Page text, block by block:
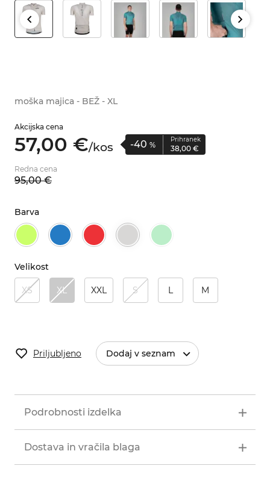
moška majica - BEŽ - XL
Akcijska cena
57,00 €/kos -40 %
Prihranek
38,00 €
Redna cena
95,00 €
Barva
Velikost
XS XL XXL S L M
Priljubljeno Dodaj v seznam
Podrobnosti izdelka
Dostava in vračila blaga